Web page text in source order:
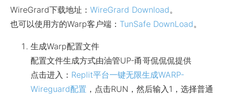
WireGrard下载地址： WireGrard Download。
也可以使用方的Warp客户端： TunSafe DownLoad。
生成Warp配置文件
配置文件生成方式由油管UP-甬哥侃侃侃提供
点击进入： Replit平台一键无限生成WARP-
Wireguard配置 ，点击RUN，然后输入1，选择普通